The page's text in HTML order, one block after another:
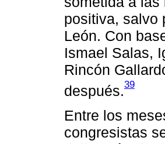
positiva, salvo
León. Con
Ismael Salas,
Rincón
después.39
Entre los
congresistas